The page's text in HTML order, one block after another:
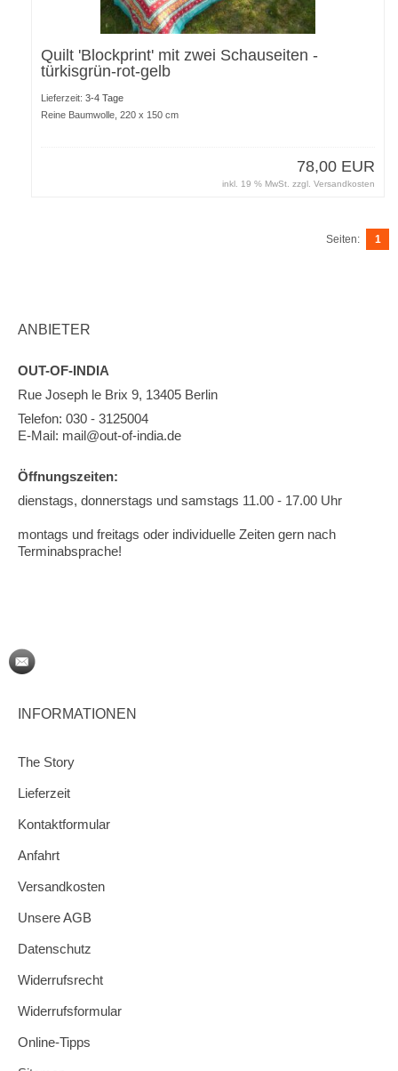
Quilt 'Blockprint' mit zwei Schauseiten -
türkisgrün-rot-gelb
Lieferzeit: 3-4 Tage
Reine Baumwolle, 220 x 150 cm
78,00 EUR
inkl. 19 % MwSt. zzgl. Versandkosten
Seiten: 1
ANBIETER
OUT-OF-INDIA
Rue Joseph le Brix 9, 13405 Berlin
Telefon: 030 - 3125004
E-Mail: mail@out-of-india.de
Öffnungszeiten:
dienstags, donnerstags und samstags 11.00 - 17.00 Uhr
montags und freitags oder individuelle Zeiten gern nach
Terminabsprache!
INFORMATIONEN
The Story
Lieferzeit
Kontaktformular
Anfahrt
Versandkosten
Unsere AGB
Datenschutz
Widerrufsrecht
Widerrufsformular
Online-Tipps